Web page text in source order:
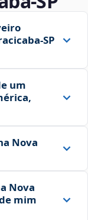
um
Nova
Nova
mim